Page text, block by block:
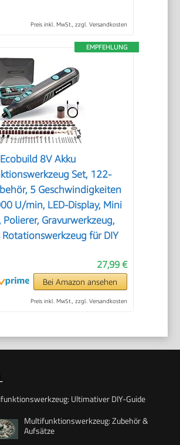
Preis inkl. MwSt., zzgl. Versandkosten
EMPFEHLUNG
Ecobuild 8V Akku
Set, 122-
5 Geschwindigkeiten
U/min, LED-Display, Mini
Polierer, Gravurwerkzeug,
für DIY
27,99 €
Bei Amazon ansehen
Preis inkl. MwSt., zzgl. Versandkosten
Ultimativer DIY-Guide
Multifunktionswerkzeug: Zubehör &
Aufsätze